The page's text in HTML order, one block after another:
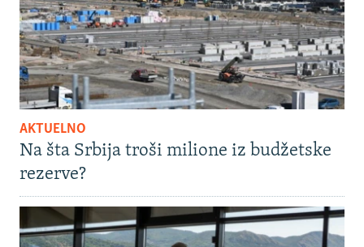
AKTUELNO
Na šta Srbija troši milione iz budžetske
rezerve?